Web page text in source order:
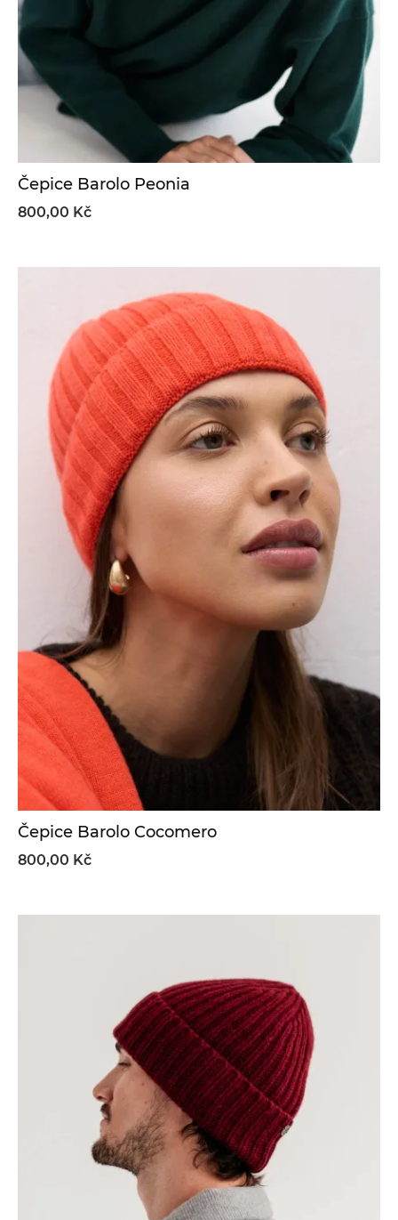
Čepice Barolo Peonia
800,00 Kč
Čepice Barolo Cocomero
800,00 Kč